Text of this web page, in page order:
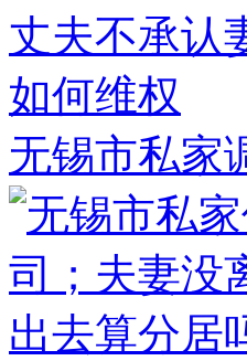
无锡市私家